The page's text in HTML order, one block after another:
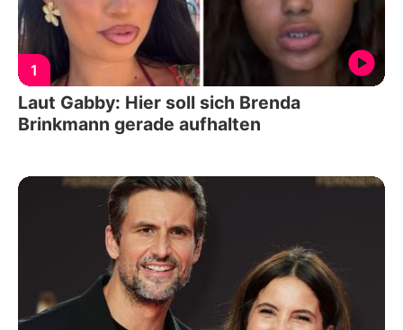
1
Laut Gabby: Hier soll sich Brenda
Brinkmann gerade aufhalten